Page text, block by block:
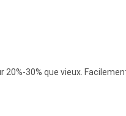
30% que vieux.